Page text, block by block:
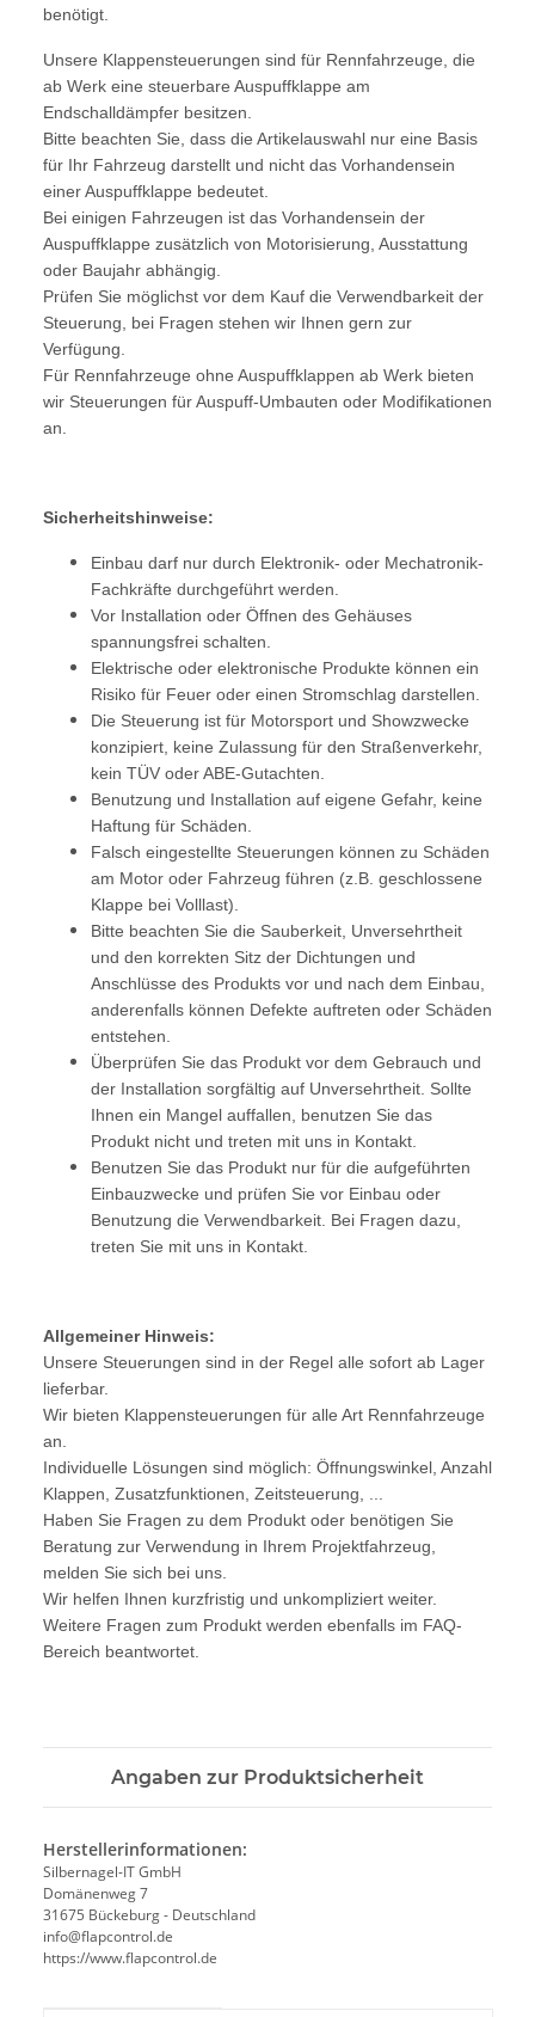
benötigt.
Unsere Klappensteuerungen sind für Rennfahrzeuge, die
ab Werk eine steuerbare Auspuffklappe am
Endschalldämpfer besitzen.
Bitte beachten Sie, dass die Artikelauswahl nur eine Basis
für Ihr Fahrzeug darstellt und nicht das Vorhandensein
einer Auspuffklappe bedeutet.
Bei einigen Fahrzeugen ist das Vorhandensein der
Auspuffklappe zusätzlich von Motorisierung, Ausstattung
oder Baujahr abhängig.
Prüfen Sie möglichst vor dem Kauf die Verwendbarkeit der
Steuerung, bei Fragen stehen wir Ihnen gern zur
Verfügung.
Für Rennfahrzeuge ohne Auspuffklappen ab Werk bieten
wir Steuerungen für Auspuff-Umbauten oder Modifikationen
an.
Sicherheitshinweise:
Einbau darf nur durch Elektronik- oder Mechatronik-
Fachkräfte durchgeführt werden.
Vor Installation oder Öffnen des Gehäuses
spannungsfrei schalten.
Elektrische oder elektronische Produkte können ein
Risiko für Feuer oder einen Stromschlag darstellen.
Die Steuerung ist für Motorsport und Showzwecke
konzipiert, keine Zulassung für den Straßenverkehr,
kein TÜV oder ABE-Gutachten.
Benutzung und Installation auf eigene Gefahr, keine
Haftung für Schäden.
Falsch eingestellte Steuerungen können zu Schäden
am Motor oder Fahrzeug führen (z.B. geschlossene
Klappe bei Volllast).
Bitte beachten Sie die Sauberkeit, Unversehrtheit
und den korrekten Sitz der Dichtungen und
Anschlüsse des Produkts vor und nach dem Einbau,
anderenfalls können Defekte auftreten oder Schäden
entstehen.
Überprüfen Sie das Produkt vor dem Gebrauch und
der Installation sorgfältig auf Unversehrtheit. Sollte
Ihnen ein Mangel auffallen, benutzen Sie das
Produkt nicht und treten mit uns in Kontakt.
Benutzen Sie das Produkt nur für die aufgeführten
Einbauzwecke und prüfen Sie vor Einbau oder
Benutzung die Verwendbarkeit. Bei Fragen dazu,
treten Sie mit uns in Kontakt.
Allgemeiner Hinweis:
Unsere Steuerungen sind in der Regel alle sofort ab Lager
lieferbar.
Wir bieten Klappensteuerungen für alle Art Rennfahrzeuge
an.
Individuelle Lösungen sind möglich: Öffnungswinkel, Anzahl
Klappen, Zusatzfunktionen, Zeitsteuerung, ...
Haben Sie Fragen zu dem Produkt oder benötigen Sie
Beratung zur Verwendung in Ihrem Projektfahrzeug,
melden Sie sich bei uns.
Wir helfen Ihnen kurzfristig und unkompliziert weiter.
Weitere Fragen zum Produkt werden ebenfalls im FAQ-
Bereich beantwortet.
Angaben zur Produktsicherheit
Herstellerinformationen:
Silbernagel-IT GmbH
Domänenweg 7
31675 Bückeburg - Deutschland
info@flapcontrol.de
https://www.flapcontrol.de